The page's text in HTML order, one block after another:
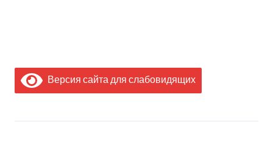
Версия сайта для слабовидящих